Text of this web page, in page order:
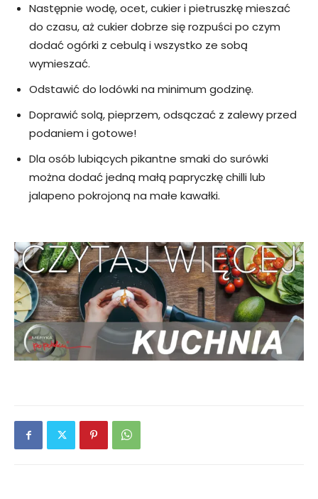
Następnie wodę, ocet, cukier i pietruszkę mieszać
do czasu, aż cukier dobrze się rozpuści po czym
dodać ogórki z cebulą i wszystko ze sobą
wymieszać.
Odstawić do lodówki na minimum godzinę.
Doprawić solą, pieprzem, odsączać z zalewy przed
podaniem i gotowe!
Dla osób lubiących pikantne smaki do surówki
można dodać jedną małą papryczkę chilli lub
jalapeno pokrojoną na małe kawałki.